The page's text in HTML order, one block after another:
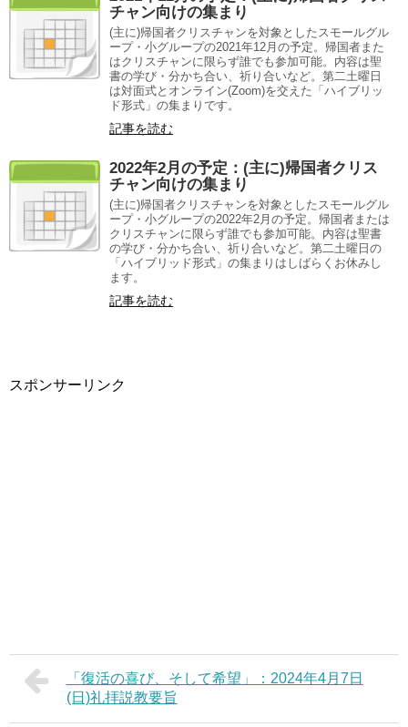
チャン向けの集まり
(主に)帰国者クリスチャンを対象としたスモールグル
ープ・小グループの2021年12月の予定。帰国者また
はクリスチャンに限らず誰でも参加可能。内容は聖
書の学び・分かち合い、祈り合いなど。第二土曜日
は対面式とオンライン(Zoom)を交えた「ハイブリッ
ド形式」の集まりです。
記事を読む
2022年2月の予定：(主に)帰国者クリス
チャン向けの集まり
(主に)帰国者クリスチャンを対象としたスモールグル
ープ・小グループの2022年2月の予定。帰国者または
クリスチャンに限らず誰でも参加可能。内容は聖書
の学び・分かち合い、祈り合いなど。第二土曜日の
「ハイブリッド形式」の集まりはしばらくお休みし
ます。
記事を読む
スポンサーリンク
「復活の喜び、そして希望」：2024年4月7日
(日)礼拝説教要旨